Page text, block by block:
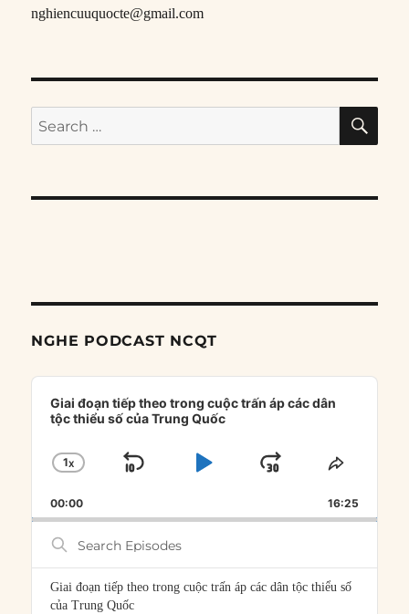
nghiencuuquocte@gmail.com
Search
for:
NGHE PODCAST NCQT
Audio
Player
Giai đoạn tiếp theo trong cuộc trấn áp các dân
tộc thiểu số của Trung Quốc
CHANGE
RATE
1X
SKIP
PLAYJUMP
FORWARD
SHARE
00:00 16:25
Search
Episodes
Giai đoạn tiếp theo trong cuộc trấn áp các dân tộc thiểu số
của Trung Quốc